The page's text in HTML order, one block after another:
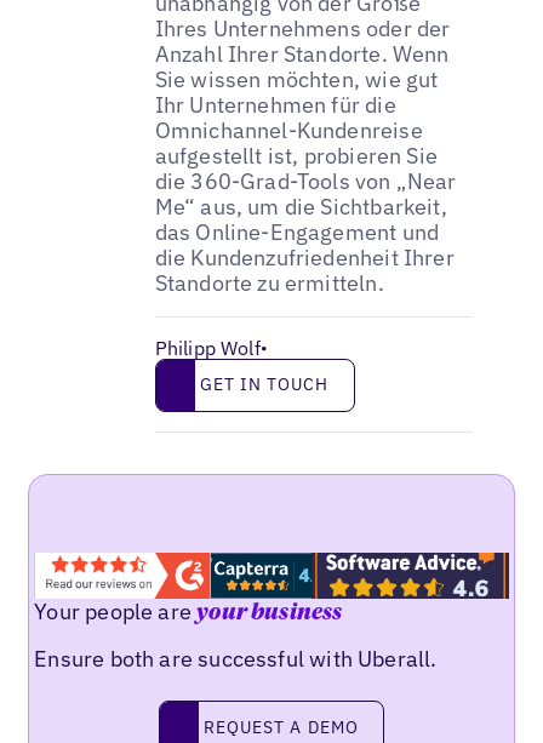
Ihres Unternehmens oder der
Anzahl Ihrer Standorte. Wenn
Sie wissen möchten, wie gut
Ihr Unternehmen für die
Omnichannel-Kundenreise
aufgestellt ist, probieren Sie
die 360-Grad-Tools von „Near
Me“ aus, um die Sichtbarkeit,
das Online-Engagement und
die Kundenzufriedenheit Ihrer
Standorte zu ermitteln.
Philipp Wolf•
Get in touch
GET IN TOUCH
Your people areyour business
Ensure both are successful with Uberall.
Request a demo
REQUEST A DEMO